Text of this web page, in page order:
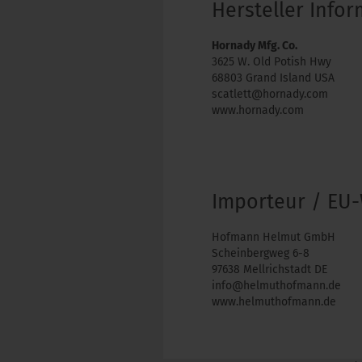
Hersteller
Hornady Mfg. Co.
3625 W. Old Potish Hwy
68803 Grand Island USA
scatlett@hornady.com
www.hornady.com
Importeur /
Hofmann Helmut GmbH
Scheinbergweg 6-8
97638 Mellrichstadt DE
info@helmuthofmann.de
www.helmuthofmann.de